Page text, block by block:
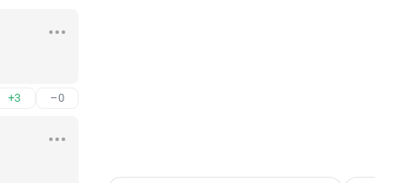
+3 –0